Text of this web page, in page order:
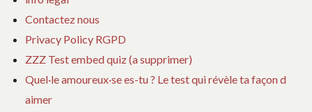
Contactez nous
Privacy Policy RGPD
ZZZ Test embed quiz (a supprimer)
Quel·le amoureux·se es-tu ? Le test qui révèle ta façon d
aimer